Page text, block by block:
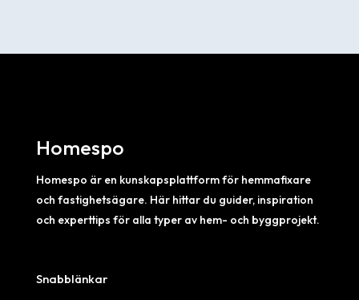
Homespo
Homespo är en kunskapsplattform för hemmafixare
och fastighetsägare. Här hittar du guider, inspiration
och experttips för alla typer av hem- och byggprojekt.
Snabblänkar